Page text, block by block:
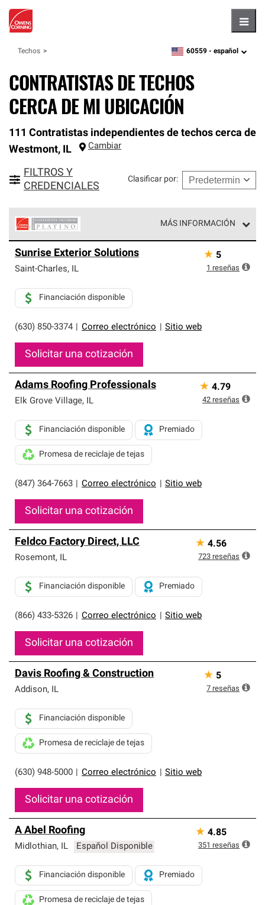
Techos zipcode,language
60559 - español
CONTRATISTAS DE TECHOS
CERCA DE MI UBICACIÓN
111 Contratistas independientes de techos cerca de
Westmont, IL Cambiar
FILTROS Y
CREDENCIALES
Clasificar por:
MÁS INFORMACIÓN
Corning constituyen el nivel superior de nuestra red
exclusiva y cumplen con estándares estrictos de
Solo ellos pueden ofrecer nuestra mejor garantía de
sistemas de techos.
Sunrise Exterior Solutions
Saint-Charles, IL
(630) 850-3374 Correo electrónico Sitio web
Financiación disponible
Solicitar una cotización
★ 5
1 reseñas
Adams Roofing Professionals
Elk Grove Village, IL
(847) 364-7663 Correo electrónico Sitio web
Financiación disponible Premiado
Promesa de reciclaje de tejas
Solicitar una cotización
★ 4.79
42 reseñas
Feldco Factory Direct, LLC
Rosemont, IL
(866) 433-5326 Correo electrónico Sitio web
Financiación disponible Premiado
Solicitar una cotización
★ 4.56
723 reseñas
Davis Roofing & Construction
Addison, IL
(630) 948-5000 Correo electrónico Sitio web
Financiación disponible
Promesa de reciclaje de tejas
Solicitar una cotización
★ 5
7 reseñas
A Abel Roofing
Midlothian, IL Español Disponible
Financiación disponible Premiado
Promesa de reciclaje de tejas
★ 4.85
351 reseñas